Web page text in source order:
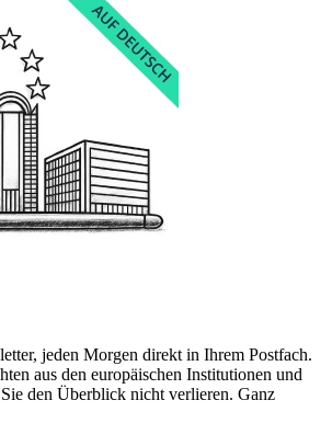
jeden Morgen direkt in Ihrem Postfach.
aus den europäischen Institutionen und
den Überblick nicht verlieren. Ganz